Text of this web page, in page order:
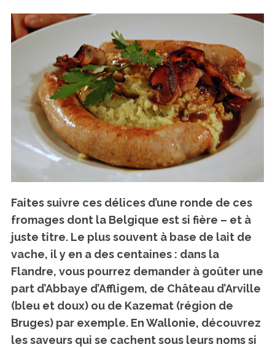
Faites suivre ces délices d’une ronde de ces
fromages dont la Belgique est si fière – et à
juste titre. Le plus souvent à base de lait de
vache, il y en a des centaines : dans la
Flandre, vous pourrez demander à goûter une
part d’Abbaye d’Affligem, de Château d’Arville
(bleu et doux) ou de Kazemat (région de
Bruges) par exemple. En Wallonie, découvrez
les saveurs qui se cachent sous leurs noms si